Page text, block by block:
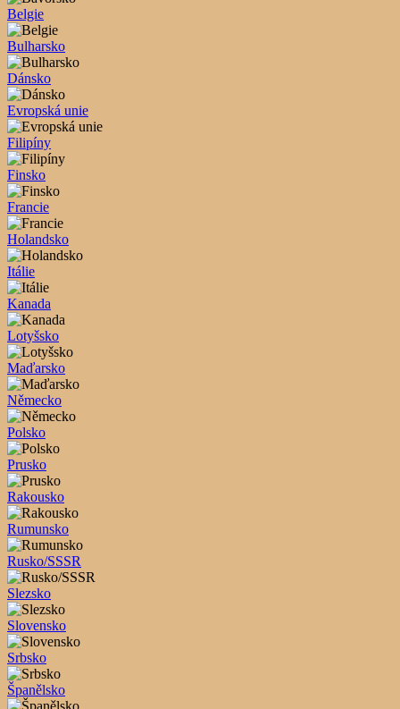
Belgie
Bulharsko
Dánsko
Evropská unie
Filipíny
Finsko
Francie
Holandsko
Itálie
Kanada
Lotyšsko
Maďarsko
Německo
Polsko
Prusko
Rakousko
Rumunsko
Rusko/SSSR
Slezsko
Slovensko
Srbsko
Španělsko